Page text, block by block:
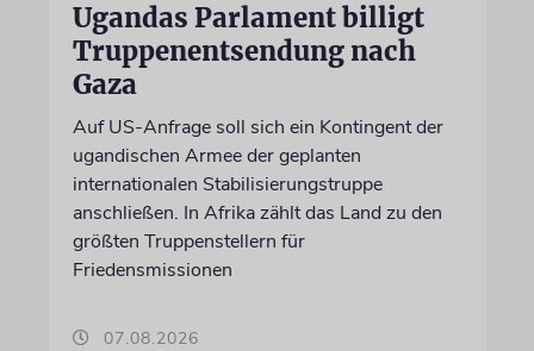
Ugandas Parlament billigt
Truppenentsendung nach
Gaza
Auf US-Anfrage soll sich ein Kontingent der
ugandischen Armee der geplanten
internationalen Stabilisierungstruppe
anschließen. In Afrika zählt das Land zu den
größten Truppenstellern für
Friedensmissionen
07.08.2026